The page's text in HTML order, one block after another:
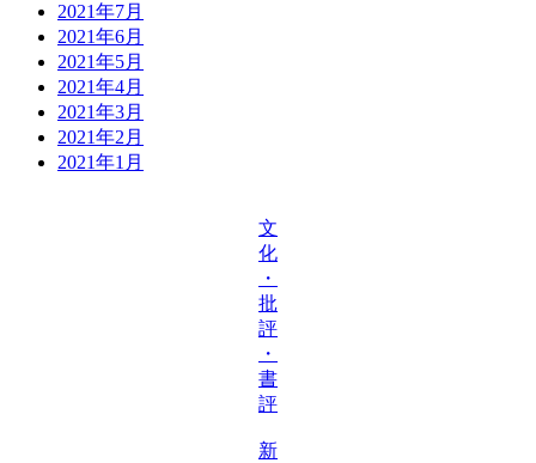
2021年7月
2021年6月
2021年5月
2021年4月
2021年3月
2021年2月
2021年1月
文
化
・
批
評
・
書
評
新